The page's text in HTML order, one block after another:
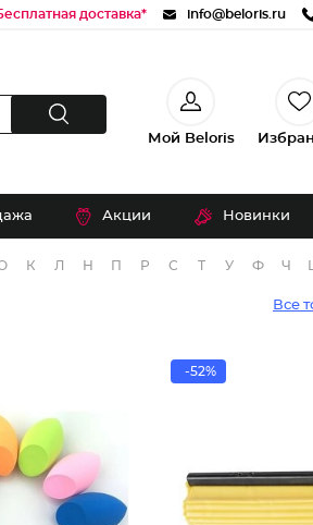
доставка* info@beloris.ru
Мой Beloris
Акции Новинки
К Л Н П Р С Т У Ф Ч
Все
-52%